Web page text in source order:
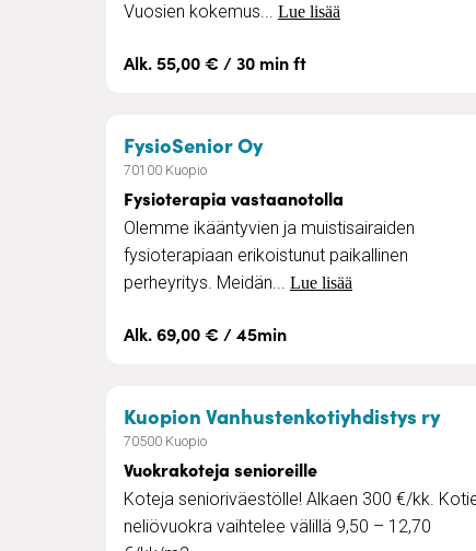
Vuosien kokemus... Lue lisää
Alk. 55,00 € / 30 min ft
FysioSenior Oy– Fysioterapia
70100 Kuopio
Fysioterapia vastaanotolla
Olemme ikääntyvien ja muistisairaiden
fysioterapiaan erikoistunut paikallinen
perheyritys. Meidän... Lue lisää
Alk. 69,00 € / 45min
Kuopion Vanhustenkotiyhdistys ry–
70500 Kuopio
Vuokrakoteja senioreille
Koteja senioriväestölle! Alkaen 300 €/kk.
neliövuokra vaihtelee välillä 9,50 – 12,70